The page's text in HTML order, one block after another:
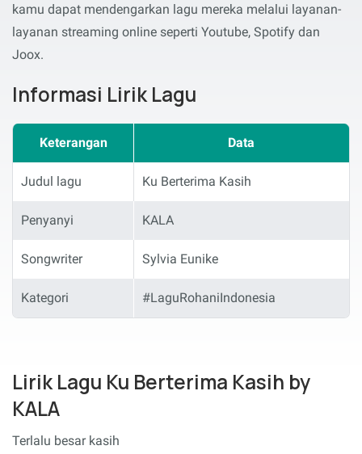
kamu dapat mendengarkan lagu mereka melalui layanan-
layanan streaming online seperti Youtube, Spotify dan
Joox.
Informasi Lirik Lagu
Keterangan Data
Judul lagu Ku Berterima Kasih
Penyanyi KALA
Songwriter Sylvia Eunike
Kategori #LaguRohaniIndonesia
Lirik Lagu Ku Berterima Kasih by
KALA
Terlalu besar kasih